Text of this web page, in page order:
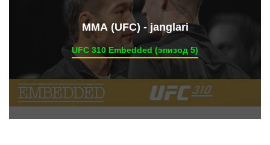
ММА (UFC) - janglari
UFC 310 Embedded (эпизод 5)